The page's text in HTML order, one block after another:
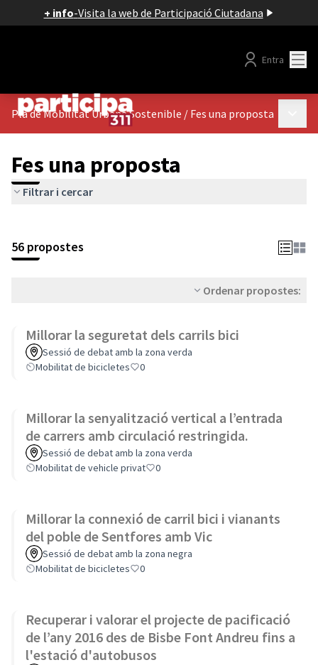
+ info-Visita la web de Participació Ciutadana
Entra
Pla de Mobilitat Urbana Sostenible / Fes una proposta
Fes una proposta
Filtrar i cercar
56 propostes
Ordenar propostes:
Millorar la seguretat dels carrils bici
Sessió de debat amb la zona verda
Mobilitat de bicicletes
0
Millorar la senyalització vertical a l’entrada
de carrers amb circulació restringida.
Sessió de debat amb la zona verda
Mobilitat de vehicle privat
0
Millorar la connexió de carril bici i vianants
del poble de Sentfores amb Vic
Sessió de debat amb la zona negra
Mobilitat de bicicletes
0
Recuperar i valorar el projecte de pacificació
de l’any 2016 des de Bisbe Font Andreu fins a
l'estació d'autobusos